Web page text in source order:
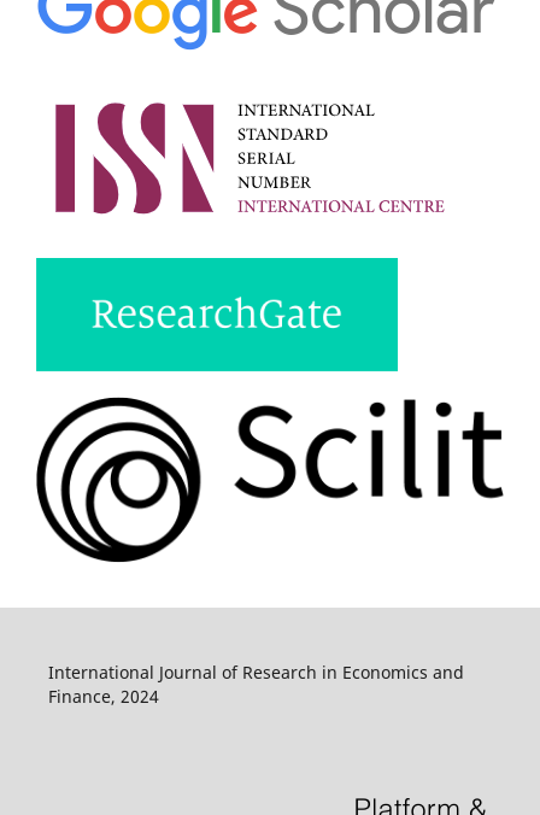
International Journal of Research in Economics and
Finance, 2024